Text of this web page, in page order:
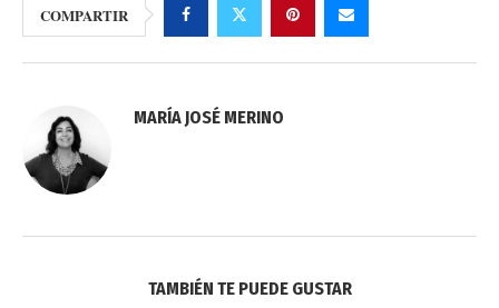
COMPARTIR
MARÍA JOSÉ MERINO
TAMBIÉN TE PUEDE GUSTAR